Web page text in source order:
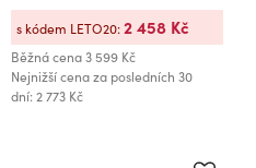
Běžná cena3 599 Kč
Nejnižší cena za posledních 30
dní: 2 773 Kč
s kódem LETO20:2 458 Kč